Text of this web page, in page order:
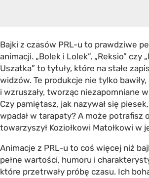
Bajki z czasów PRL-u to prawdziwe
animacji. „Bolek i Lolek”, „Reksio” czy
Uszatka” to tytuły, które na stałe
widzów. Te produkcje nie tylko bawiły,
i wzruszały, tworząc niezapomniane
Czy pamiętasz, jak nazywał się
wpadał w tarapaty? A może potrafisz
towarzyszył Koziołkowi Matołkowi w
Animacje z PRL-u to coś więcej niż
pełne wartości, humoru i
które przetrwały próbę czasu. Ich